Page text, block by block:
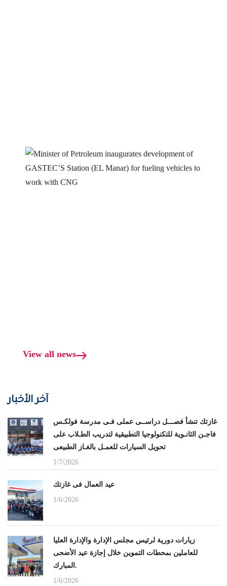
View all news
آخر الأخبار
غازتك تنشأ فصـــل دراســى عملى فـى مدرسة فولكـس
فاجـن الثانـوية للتكنولوجيا التطبيقية لتدريب الطـلاب على
تحويل السيارات للعمـل بالغـاز الطبيعى
1/7/2026
عيد العمال فى غازتك
1/6/2026
زيارات دورية لرئيس مجلس الإدارة والإدارة العليا
للعاملين بمحطات التموين خلال إجازة عيد الأضحى
المبارك.
1/6/2026